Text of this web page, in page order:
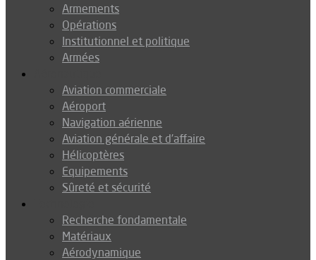
Armements
Opérations
Institutionnel et politique
Armées
Aviation commerciale
Aéroport
Navigation aérienne
Aviation générale et d’affaire
Hélicoptères
Equipements
Sûreté et sécurité
Recherche fondamentale
Matériaux
Aérodynamique